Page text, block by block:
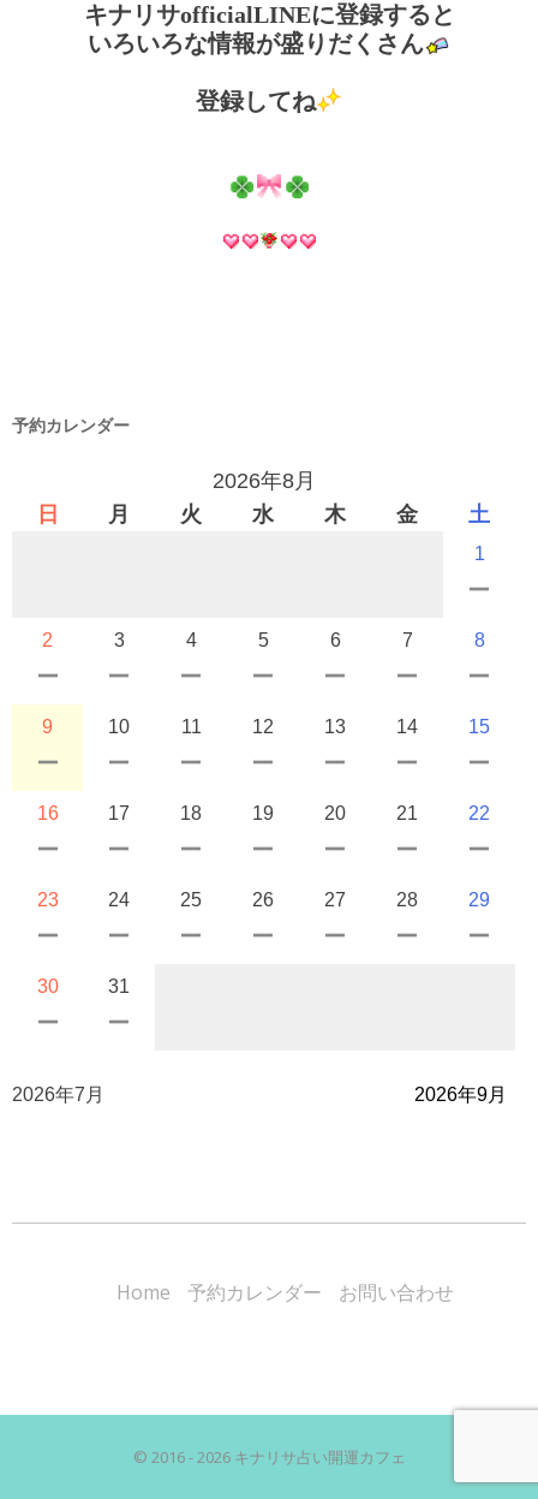
キナリサofficialLINEに登録すると
いろいろな情報が盛りだくさん
登録してね
予約カレンダー
2026年8月
日
月 火 水 木 金 土
1
2 3 4 5 6 7 8
9 10 11 12 13 14 15
16 17 18 19 20 21 22
23 24 25 26 27 28 29
30 31
2026年7月 2026年9月
Home 予約カレンダー お問い合わせ
© 2016 - 2026 キナリサ占い開運カフェ